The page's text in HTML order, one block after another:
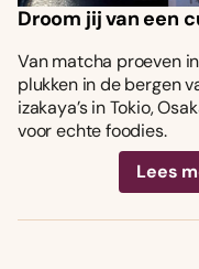
Droom jij van een
Van matcha proeven
plukken in de bergen
izakaya’s in Tokio,
voor echte foodies.
Lees